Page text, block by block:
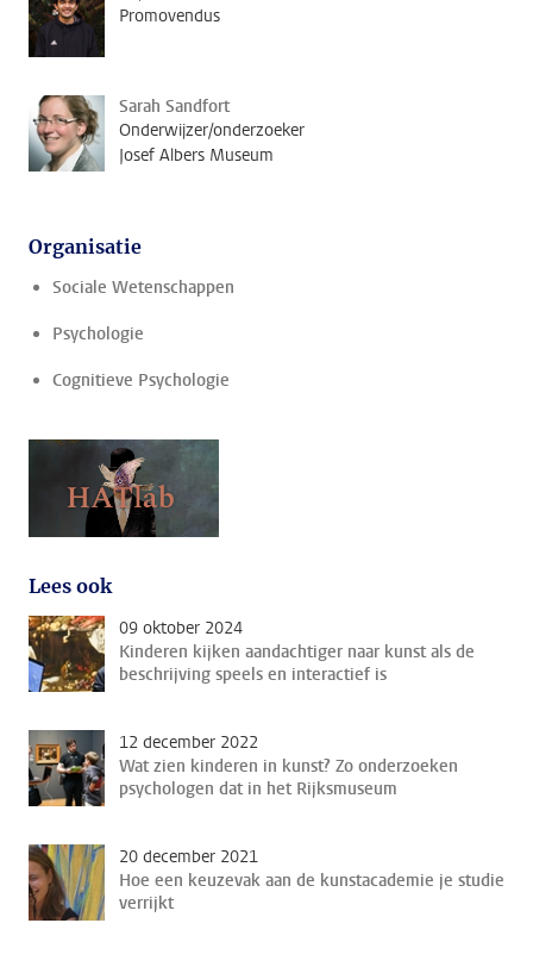
Promovendus
Sarah Sandfort
Onderwijzer/onderzoeker
Josef Albers Museum
Organisatie
Sociale Wetenschappen
Psychologie
Cognitieve Psychologie
Lees ook
09 oktober 2024
Kinderen kijken aandachtiger naar kunst als de
beschrijving speels en interactief is
12 december 2022
Wat zien kinderen in kunst? Zo onderzoeken
psychologen dat in het Rijksmuseum
20 december 2021
Hoe een keuzevak aan de kunstacademie je studie
verrijkt